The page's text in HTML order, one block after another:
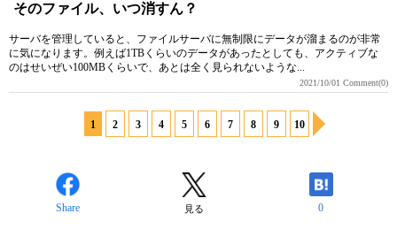
そのファイル、いつ消すん？
サーバを管理していると、ファイルサーバに無制限にデータが溜まるのが非常
に気になります。例えば1TBくらいのデータがあったとしても、アクティブな
のはせいぜい100MBくらいで、あとは全く見られないような...
2021/10/01 Comment(0)
1 2 3 4 5 6 7 8 9 10
Share 見る 0